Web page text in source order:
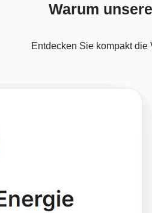
Warum
Entdecken Sie kompakt die